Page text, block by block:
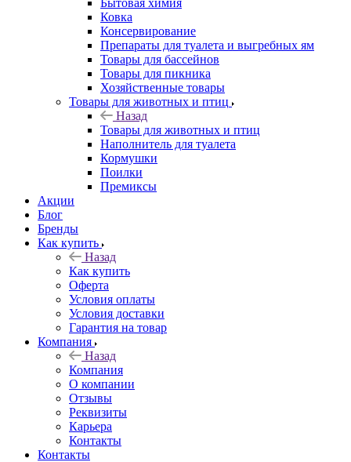
Бытовая химия
Ковка
Консервирование
Препараты для туалета и выгребных ям
Товары для бассейнов
Товары для пикника
Хозяйственные товары
Товары для животных и птиц
Назад
Товары для животных и птиц
Наполнитель для туалета
Кормушки
Поилки
Премиксы
Акции
Блог
Бренды
Как купить
Назад
Как купить
Оферта
Условия оплаты
Условия доставки
Гарантия на товар
Компания
Назад
Компания
О компании
Отзывы
Реквизиты
Карьера
Контакты
Контакты